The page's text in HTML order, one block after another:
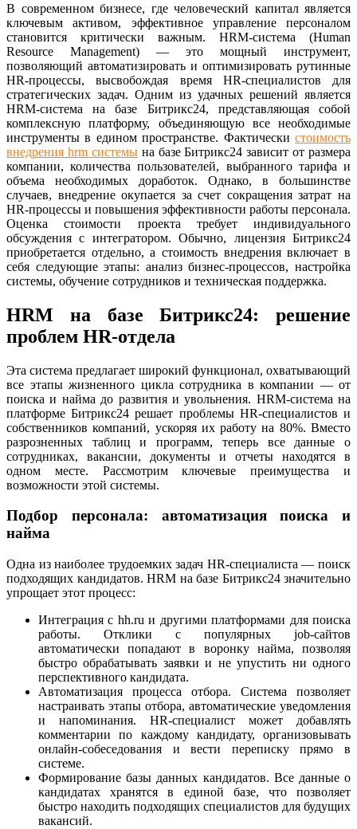
В современном бизнесе, где человеческий капитал является
ключевым активом, эффективное управление персоналом
становится критически важным. HRM-система (Human
Resource Management) — это мощный инструмент,
позволяющий автоматизировать и оптимизировать рутинные
HR-процессы, высвобождая время HR-специалистов для
стратегических задач. Одним из удачных решений является
HRM-система на базе Битрикс24, представляющая собой
комплексную платформу, объединяющую все необходимые
инструменты в едином пространстве. Фактически стоимость
внедрения hrm системына базе Битрикс24 зависит от размера
компании, количества пользователей, выбранного тарифа и
объема необходимых доработок. Однако, в большинстве
случаев, внедрение окупается за счет сокращения затрат на
HR-процессы и повышения эффективности работы персонала.
Оценка стоимости проекта требует индивидуального
обсуждения с интегратором. Обычно, лицензия Битрикс24
приобретается отдельно, а стоимость внедрения включает в
себя следующие этапы: анализ бизнес-процессов, настройка
системы, обучение сотрудников и техническая поддержка.
HRM на базе Битрикс24: решение
проблем HR-отдела
Эта система предлагает широкий функционал, охватывающий
все этапы жизненного цикла сотрудника в компании — от
поиска и найма до развития и увольнения. HRM-система на
платформе Битрикс24 решает проблемы HR-специалистов и
собственников компаний, ускоряя их работу на 80%. Вместо
разрозненных таблиц и программ, теперь все данные о
сотрудниках, вакансии, документы и отчеты находятся в
одном месте. Рассмотрим ключевые преимущества и
возможности этой системы.
Подбор персонала: автоматизация поиска и
найма
Одна из наиболее трудоемких задач HR-специалиста — поиск
подходящих кандидатов. HRM на базе Битрикс24 значительно
упрощает этот процесс:
Интеграция с hh.ru и другими платформами для поиска
работы. Отклики с популярных job-сайтов
автоматически попадают в воронку найма, позволяя
быстро обрабатывать заявки и не упустить ни одного
перспективного кандидата.
Автоматизация процесса отбора. Система позволяет
настраивать этапы отбора, автоматические уведомления
и напоминания. HR-специалист может добавлять
комментарии по каждому кандидату, организовывать
онлайн-собеседования и вести переписку прямо в
системе.
Формирование базы данных кандидатов. Все данные о
кандидатах хранятся в единой базе, что позволяет
быстро находить подходящих специалистов для будущих
вакансий.